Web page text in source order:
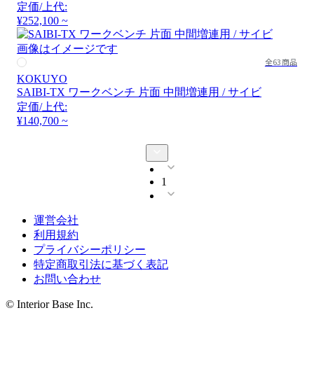
定価/上代:
¥252,100 ~
画像はイメージです
全63商品
KOKUYO
SAIBI-TX ワークベンチ 片面 中間増連用 / サイビ
定価/上代:
¥140,700 ~
1
運営会社
利用規約
プライバシーポリシー
特定商取引法に基づく表記
お問い合わせ
© Interior Base Inc.